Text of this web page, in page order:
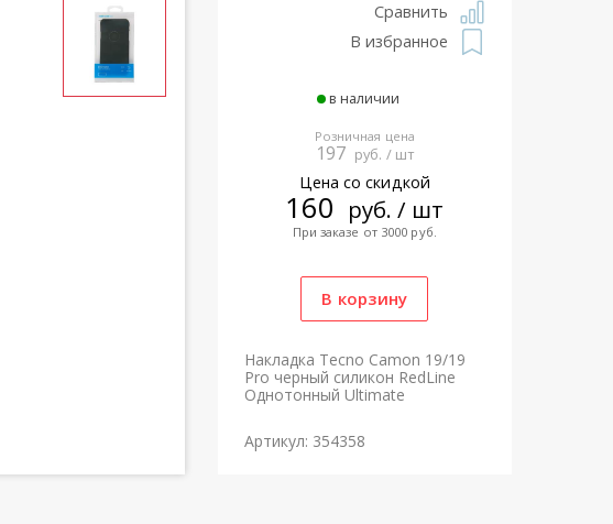
Сравнить
В избранное
в наличии
Розничная цена
197 руб. / шт
Цена со скидкой
160 руб. / шт
При заказе от 3000 руб.
Накладка Tecno Camon 19/19
Pro черный силикон RedLine
Однотонный Ultimate
Артикул: 354358